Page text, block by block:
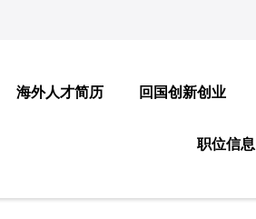
海外人才简历 回国创新创业
职位信息